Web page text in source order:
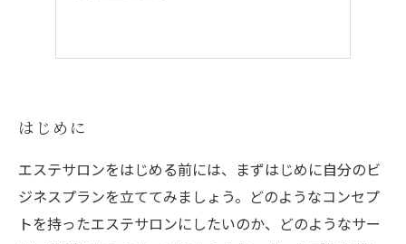
はじめに
エステサロンをはじめる前には、まずはじめに自分のビ
ジネスプランを立ててみましょう。どのようなコンセプ
トを持ったエステサロンにしたいのか、どのようなサー